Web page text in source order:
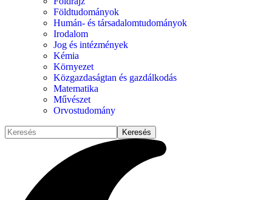
Földtudományok
Humán- és társadalomtudományok
Irodalom
Jog és intézmények
Kémia
Környezet
Közgazdaságtan és gazdálkodás
Matematika
Művészet
Orvostudomány